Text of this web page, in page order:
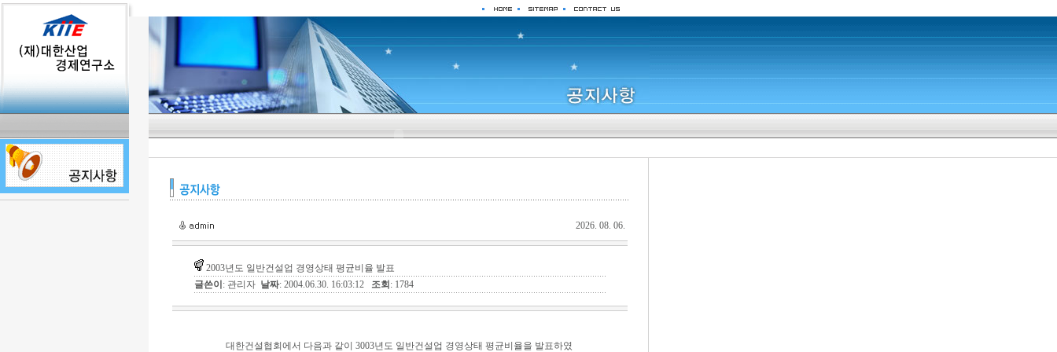
2026. 08. 06.
2003년도 일반건설업 경영상태 평균비율 발표
글쓴이 : 관리자 날짜: 2004.06.30. 16:03:12 조회 : 1784
대한건설협회에서 다음과 같이 3003년도 일반건설업 경영상태 평균비율을 발표하였